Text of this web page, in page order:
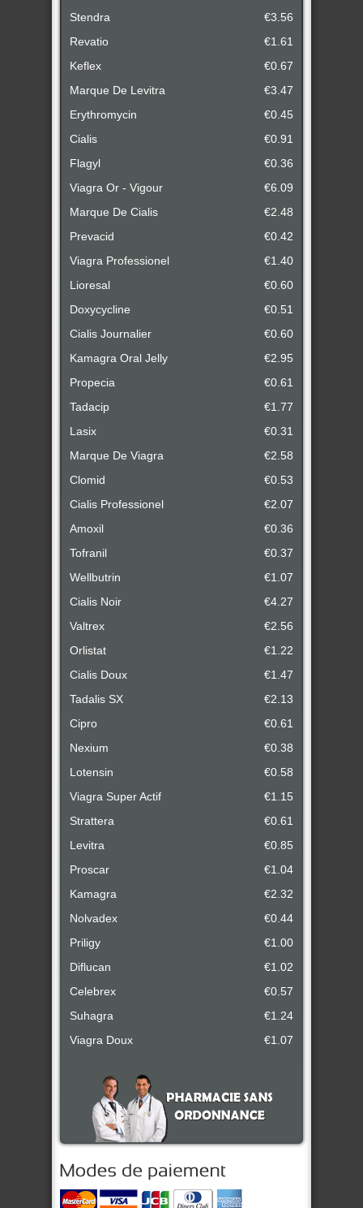
€3.56
Stendra
€1.61
Revatio
€0.67
Keflex
€3.47
Marque De Levitra
€0.45
Erythromycin
€0.91
Cialis
€0.36
Flagyl
€6.09
Viagra Or - Vigour
€2.48
Marque De Cialis
€0.42
Prevacid
€1.40
Viagra Professionel
€0.60
Lioresal
€0.51
Doxycycline
€0.60
Cialis Journalier
€2.95
Kamagra Oral Jelly
€0.61
Propecia
€1.77
Tadacip
€0.31
Lasix
€2.58
Marque De Viagra
€0.53
Clomid
€2.07
Cialis Professionel
€0.36
Amoxil
€0.37
Tofranil
€1.07
Wellbutrin
€4.27
Cialis Noir
€2.56
Valtrex
€1.22
Orlistat
€1.47
Cialis Doux
€2.13
Tadalis SX
€0.61
Cipro
€0.38
Nexium
€0.58
Lotensin
€1.15
Viagra Super Actif
€0.61
Strattera
€0.85
Levitra
€1.04
Proscar
€2.32
Kamagra
€0.44
Nolvadex
€1.00
Priligy
€1.02
Diflucan
€0.57
Celebrex
€1.24
Suhagra
€1.07
Viagra Doux